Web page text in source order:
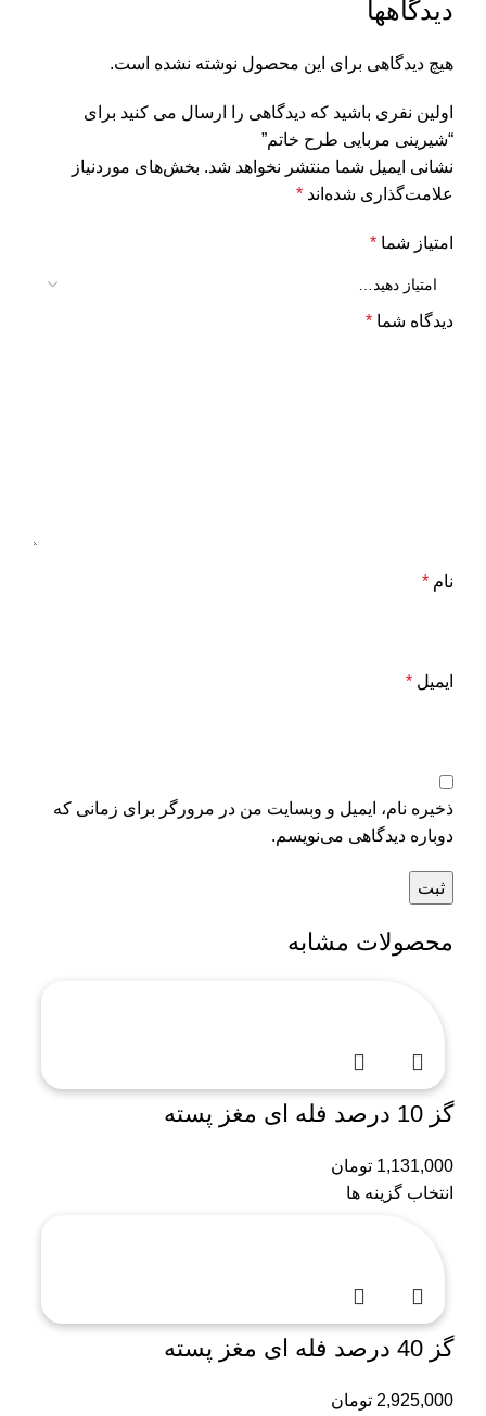
دیدگاهها
هیچ دیدگاهی برای این محصول نوشته نشده است.
اولین نفری باشید که دیدگاهی را ارسال می کنید برای
“شیرینی مربایی طرح خاتم”
نشانی ایمیل شما منتشر نخواهد شد. بخش‌های موردنیاز
علامت‌گذاری شده‌اند *
امتیاز شما *
دیدگاه شما *
نام *
ایمیل *
ذخیره نام، ایمیل و وبسایت من در مرورگر برای زمانی که
دوباره دیدگاهی می‌نویسم.
محصولات مشابه
گز 10 درصد فله ای مغز پسته
1,131,000 تومان
انتخاب گزینه ها
گز 40 درصد فله ای مغز پسته
2,925,000 تومان